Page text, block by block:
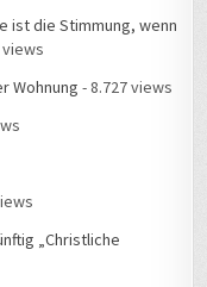
ist die Stimmung, wenn
views
Wohnung - 8.727 views
„Christliche